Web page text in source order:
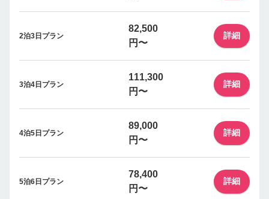
2泊3日プラン
82,500
円〜
詳細
3泊4日プラン
111,300
円〜
詳細
4泊5日プラン
89,000
円〜
詳細
5泊6日プラン
78,400
円〜
詳細